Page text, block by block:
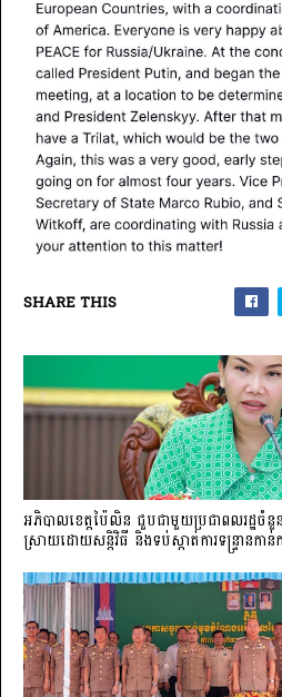
SHARE THIS
អភិបាលខេត្តប៉ៃលិន ជួបជាមួយប្រជាពលរដ្ឋចំ
ស្រាយដោយសន្តិវិធី និងទប់ស្កាត់ការទន្ទ្រានកា